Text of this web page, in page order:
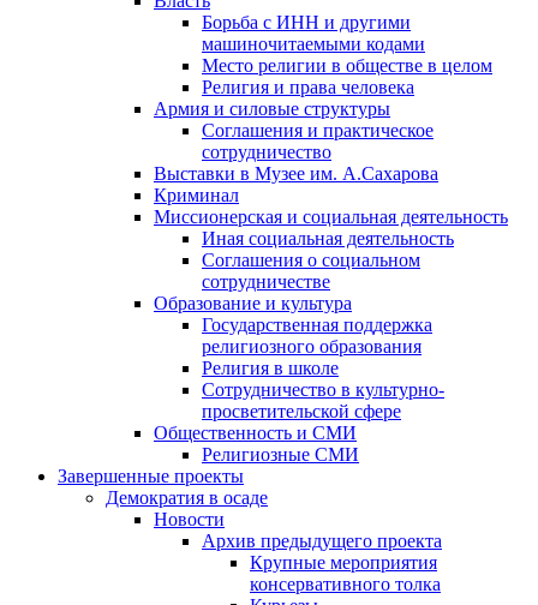
Борьба с ИНН и другими
машиночитаемыми кодами
Место религии в обществе в целом
Религия и права человека
Армия и силовые структуры
Соглашения и практическое
сотрудничество
Выставки в Музее им. А.Сахарова
Криминал
Миссионерская и социальная деятельность
Иная социальная деятельность
Соглашения о социальном
сотрудничестве
Образование и культура
Государственная поддержка
религиозного образования
Религия в школе
Сотрудничество в культурно-
просветительской сфере
Общественность и СМИ
Религиозные СМИ
Завершенные проекты
Демократия в осаде
Новости
Архив предыдущего проекта
Крупные мероприятия
консервативного толка